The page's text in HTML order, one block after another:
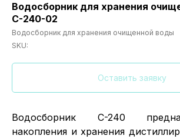
Водосборник для хранения
С-240-02
Водосборник для хранения очищенной воды
SKU:
Оставить заявку
Водосборник С-240
накопления и хранения